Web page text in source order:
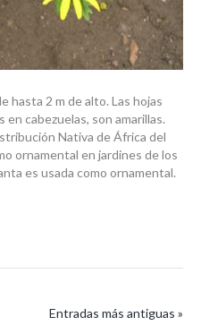
hasta 2 m de alto. Las hojas
en cabezuelas, son amarillas.
Nativa de África del
ornamental en jardines de los
es usada como ornamental.
Entradas más antiguas »